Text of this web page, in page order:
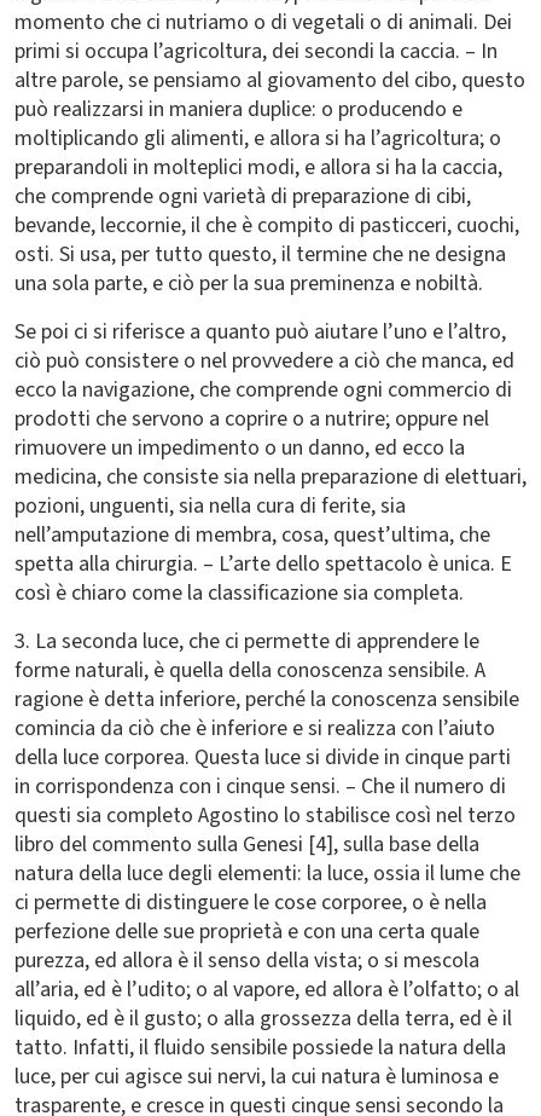
momento che ci nutriamo o di vegetali o di animali. Dei
primi si occupa l’agricoltura, dei secondi la caccia. – In
altre parole, se pensiamo al giovamento del cibo, questo
può realizzarsi in maniera duplice: o producendo e
moltiplicando gli alimenti, e allora si ha l’agricoltura; o
preparandoli in molteplici modi, e allora si ha la caccia,
che comprende ogni varietà di preparazione di cibi,
bevande, leccornie, il che è compito di pasticceri, cuochi,
osti. Si usa, per tutto questo, il termine che ne designa
una sola parte, e ciò per la sua preminenza e nobiltà.
Se poi ci si riferisce a quanto può aiutare l’uno e l’altro,
ciò può consistere o nel provvedere a ciò che manca, ed
ecco la navigazione, che comprende ogni commercio di
prodotti che servono a coprire o a nutrire; oppure nel
rimuovere un impedimento o un danno, ed ecco la
medicina, che consiste sia nella preparazione di elettuari,
pozioni, unguenti, sia nella cura di ferite, sia
nell’amputazione di membra, cosa, quest’ultima, che
spetta alla chirurgia. – L’arte dello spettacolo è unica. E
così è chiaro come la classificazione sia completa.
3. La seconda luce, che ci permette di apprendere le
forme naturali, è quella della conoscenza sensibile. A
ragione è detta inferiore, perché la conoscenza sensibile
comincia da ciò che è inferiore e si realizza con l’aiuto
della luce corporea. Questa luce si divide in cinque parti
in corrispondenza con i cinque sensi. – Che il numero di
questi sia completo Agostino lo stabilisce così nel terzo
libro del commento sulla Genesi [4], sulla base della
natura della luce degli elementi: la luce, ossia il lume che
ci permette di distinguere le cose corporee, o è nella
perfezione delle sue proprietà e con una certa quale
purezza, ed allora è il senso della vista; o si mescola
all’aria, ed è l’udito; o al vapore, ed allora è l’olfatto; o al
liquido, ed è il gusto; o alla grossezza della terra, ed è il
tatto. Infatti, il fluido sensibile possiede la natura della
luce, per cui agisce sui nervi, la cui natura è luminosa e
trasparente, e cresce in questi cinque sensi secondo la